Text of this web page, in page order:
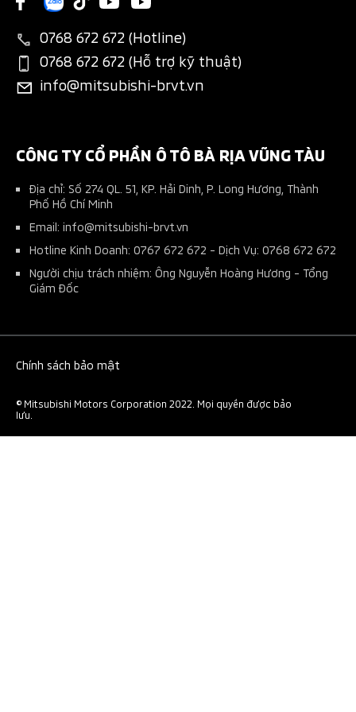
New Xpander Cross
All-New Triton
Pajero Sport
Đăng ký lái thử
Phụ kiện chính hãng
Đặt lịch dịch vụ
Ứng dụng Mitsubishi Connect+
Kế hoạch bảo dưỡng xe
Tin tổng hợp
Tin tuyển dụng
Liên hệ
0768 672 672 (Hotline)
0768 672 672 (Hỗ trợ kỹ thuật)
info@mitsubishi-brvt.vn
CÔNG TY CỔ PHẦN Ô TÔ BÀ RỊA VŨNG TÀU
Địa chỉ: Số 274 QL. 51, KP. Hải Dinh, P. Long Hương, Thành
Phố Hồ Chí Minh
Email: info@mitsubishi-brvt.vn
Hotline Kinh Doanh: 0767 672 672 - Dịch Vụ: 0768 672 672
Người chịu trách nhiệm: Ông Nguyễn Hoàng Hương - Tổng
Giám Đốc
Chính sách bảo mật
© Mitsubishi Motors Corporation 2022. Mọi quyền được bảo
lưu.